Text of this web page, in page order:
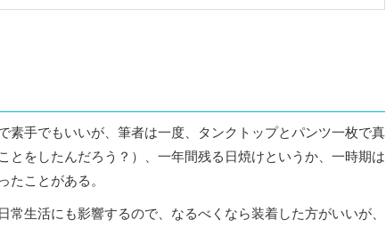
素手でもいいが、筆者は一度、タンクトップとパンツ一枚で真
とをしたんだろう？）、一年間残る日焼けというか、一時期は
たことがある。
生活にも影響するので、なるべくなら装着した方がいいが、